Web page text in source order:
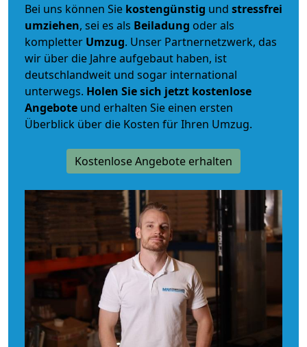
Bei uns können Sie kostengünstig und stressfrei
umziehen, sei es als Beiladung oder als
kompletter Umzug. Unser Partnernetzwerk, das
wir über die Jahre aufgebaut haben, ist
deutschlandweit und sogar international
unterwegs. Holen Sie sich jetzt kostenlose
Angebote und erhalten Sie einen ersten
Überblick über die Kosten für Ihren Umzug.
Kostenlose Angebote erhalten